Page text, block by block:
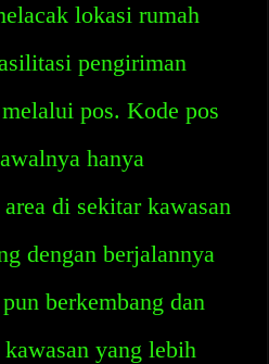
lokasi rumah
pengiriman
pos. Kode pos
hanya
di sekitar kawasan
dengan berjalannya
berkembang dan
yang lebih